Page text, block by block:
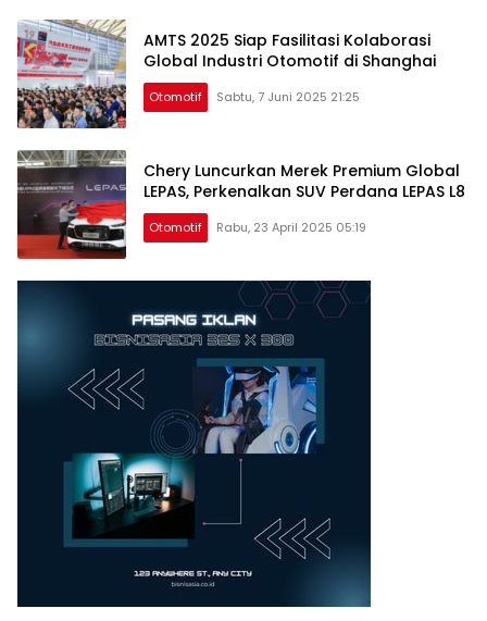
AMTS 2025 Siap Fasilitasi Kolaborasi
Global Industri Otomotif di Shanghai
Otomotif Sabtu, 7 Juni 2025 21:25
Chery Luncurkan Merek Premium Global
LEPAS, Perkenalkan SUV Perdana LEPAS L8
Otomotif Rabu, 23 April 2025 05:19